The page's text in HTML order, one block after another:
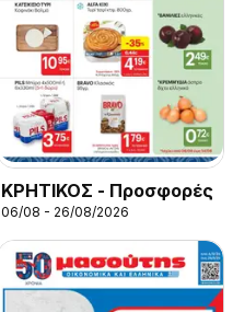
ΚΡΗΤΙΚΟΣ - Προσφορές
06/08 - 26/08/2026